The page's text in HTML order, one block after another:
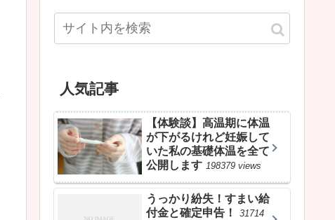
人気記事
【体験談】高温期に体温
が下がるけれど妊娠して
いた私の基礎体温を全て
公開します 198379 views
うっかり紛失！すまい給
付金と確定申告！
31714